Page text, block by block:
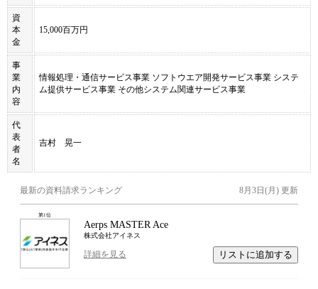
資
本
金
15,000百万円
事
業
内
容
情報処理・通信サービス事業 ソフトウエア開発サービス事業 システ
ム提供サービス事業 その他システム関連サービス事業
代
表
者
名
吉村 晃一
最新の資料請求ランキング 8月3日(月) 更新
第1位
Aerps MASTER Ace
株式会社アイネス
詳細を見る リストに追加する